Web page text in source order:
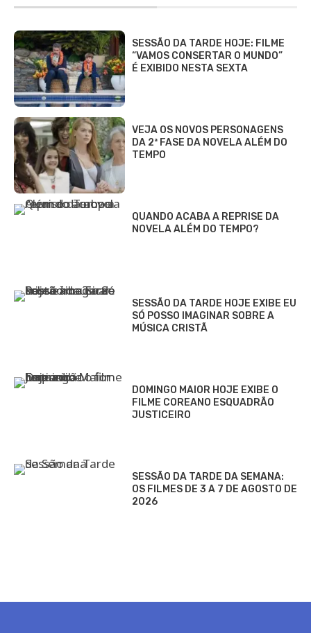
SESSÃO DA TARDE HOJE: FILME
“VAMOS CONSERTAR O MUNDO”
É EXIBIDO NESTA SEXTA
VEJA OS NOVOS PERSONAGENS
DA 2ª FASE DA NOVELA ALÉM DO
TEMPO
QUANDO ACABA A REPRISE DA
NOVELA ALÉM DO TEMPO?
SESSÃO DA TARDE HOJE EXIBE EU
SÓ POSSO IMAGINAR SOBRE A
MÚSICA CRISTÃ
DOMINGO MAIOR HOJE EXIBE O
FILME COREANO ESQUADRÃO
JUSTICEIRO
SESSÃO DA TARDE DA SEMANA:
OS FILMES DE 3 A 7 DE AGOSTO DE
2026